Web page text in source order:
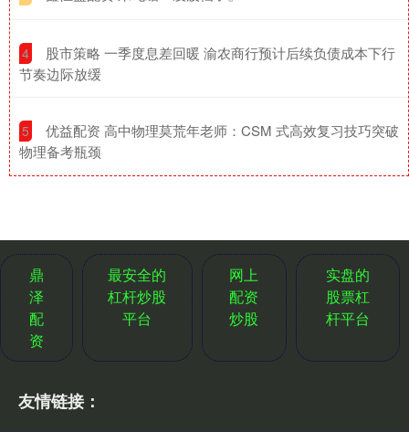
4
​股市策略 一季度息差回暖 渝农商行预计后续负债成本下行
节奏边际放缓
5
​优益配资 高中物理莫荒年老师：CSM 式高效复习技巧突破
物理备考瓶颈
鼎
泽
配
资
最安全的
杠杆炒股
平台
网上
配资
炒股
实盘的
股票杠
杆平台
友情链接：